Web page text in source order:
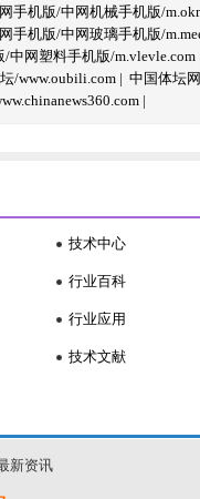
手机版/中网机械手机版/
手机版/中网玻璃手机版/
中网塑料手机版/m.vlevle.com
/www.oubili.com | 中国体坛
|
技术中心
行业百科
行业应用
技术文献
新资讯